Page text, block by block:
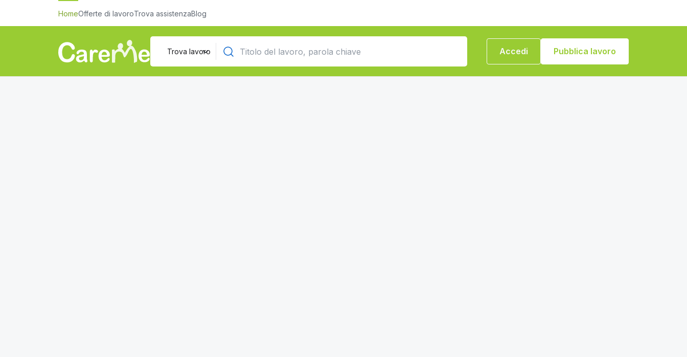
HomeOfferte di lavoroTrova assistenzaBlog
Accedi Pubblica lavoro